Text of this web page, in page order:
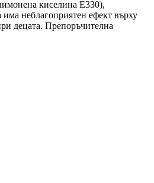
киселина E330),
неблагоприятен ефект върху
децата. Препоръчителна